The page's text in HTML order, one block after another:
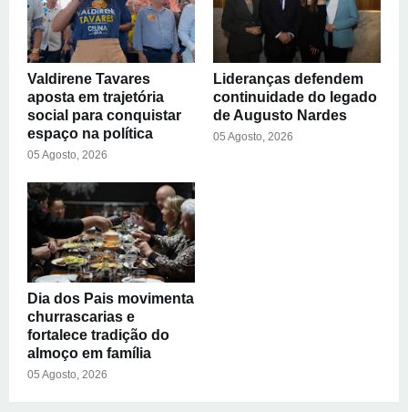
Valdirene Tavares
aposta em trajetória
social para conquistar
espaço na política
05 Agosto, 2026
Lideranças defendem
continuidade do legado
de Augusto Nardes
05 Agosto, 2026
Dia dos Pais movimenta
churrascarias e
fortalece tradição do
almoço em família
05 Agosto, 2026